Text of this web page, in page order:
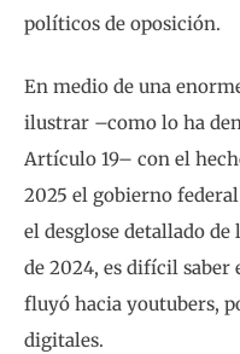
políticos de oposición.
En medio de una
ilustrar –como lo ha
Artículo 19– con el
2025 el gobierno
el desglose detallado
de 2024, es difícil
fluyó hacia youtubers,
digitales.